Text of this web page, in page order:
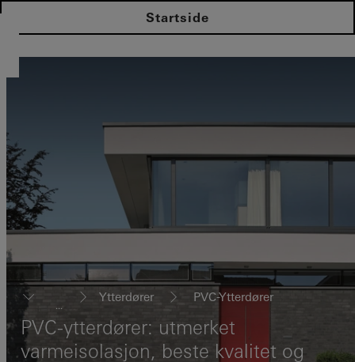
Startside
...
Ytterdører PVC-Ytterdører
PVC-ytterdører: utmerket
varmeisolasjon, beste kvalitet og